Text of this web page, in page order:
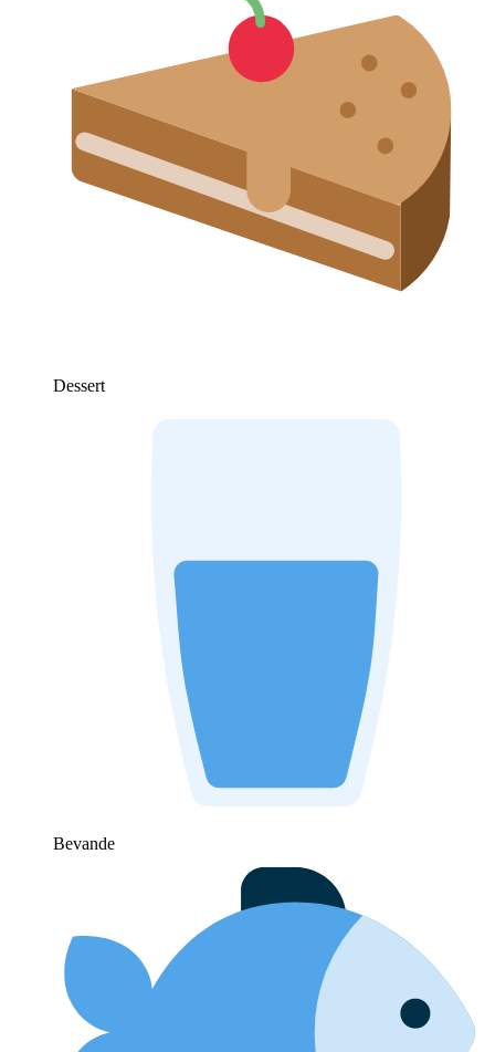
Dessert
Bevande